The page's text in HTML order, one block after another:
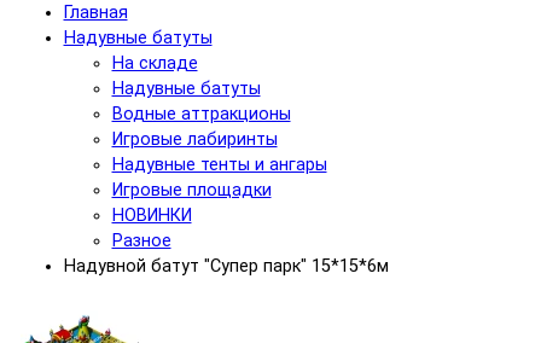
Главная
Надувные батуты
На складе
Надувные батуты
Водные аттракционы
Игровые лабиринты
Надувные тенты и ангары
Игровые площадки
НОВИНКИ
Разное
Надувной батут "Супер парк" 15*15*6м